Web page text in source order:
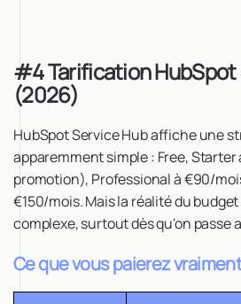
#4 Tarification HubSpot
(2026)
HubSpot Service Hub affiche une
apparemment simple : Free,
promotion), Professional à €90/
€150/mois. Mais la réalité du
complexe, surtout dès qu'on passe
Ce que vous paierez